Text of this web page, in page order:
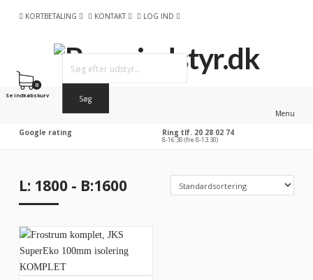
KORTBETALING KONTAKT LOG IND
Menu
0
Se indkøbskurv
Google rating Ring tlf. 20 28 02 74
8-16.30 (fre 8-13.30)
L: 1800 - B:1600